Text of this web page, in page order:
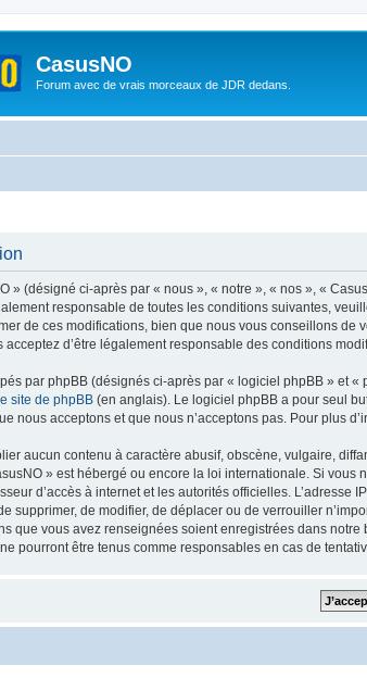
CasusNO
Forum avec de vrais morceaux de JDR dedans.
» (désigné ci-après par « nous », « notre », « nos », «
responsable de toutes les conditions suivantes,
de ces modifications, bien que nous vous conseillons
acceptez d’être légalement responsable des conditions
par phpBB (désignés ci-après par « logiciel phpBB » et
le site de phpBB (en anglais). Le logiciel phpBB a pour seul
nous acceptons et que nous n’acceptons pas. Pour plus
aucun contenu à caractère abusif, obscène, vulgaire,
» est hébergé ou encore la loi internationale. Si
d’accès à internet et les autorités officielles.
supprimer, de modifier, de déplacer ou de verrouiller
que vous avez renseignées soient enregistrées dans
pourront être tenus comme responsables en cas de